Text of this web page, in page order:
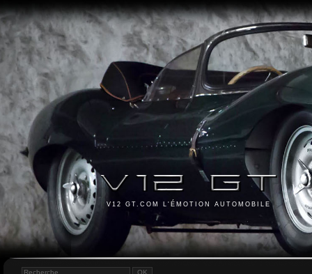
V12 GT.COM L'ÉMOTION AUTOMOBILE